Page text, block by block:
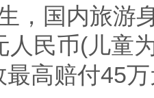
，国内旅游
人民币(儿童
最高赔付45